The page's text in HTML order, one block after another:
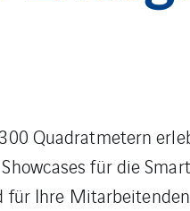
Quadratmetern
für die
für Ihre